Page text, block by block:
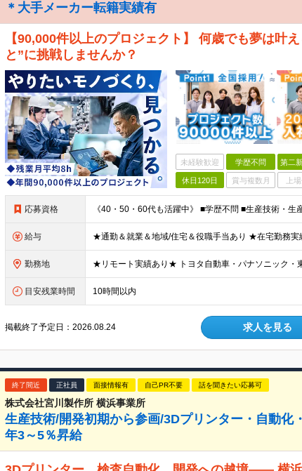
＊大手メーカー転籍実績有
【90,000件以上のプロジェクト】 何歳でも夢は叶
と”に挑戦しませんか？
未経験歓迎 学歴不問 第二
休日120日 賞与複数月 上
応募資格
給与
勤務地
目安残業時間 10時間以内
掲載終了予定日：2026.08.24 求人を見る
終了間近 正社員 面接情報有 自己PR不要 話を聞きたい応募可
株式会社宮川製作所 横浜事業所
生産技術/開発初期から参画/3Dプリンター・自動化
年3～5％昇給